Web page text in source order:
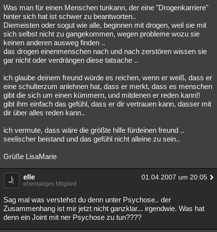
Was man für einen Menschen tunkann, der eine "Drogenkarriere"
hinter sich hat ist schwer zu beantworten..
Diemeisten oder sogut wie alle, beginnen mit drogen, weil sie mit
sich selbst nicht zu gangekommen, wegen probleme wozu sie
keinen anderen ausweg finden ..
das drogen einenmenschen nach und nach zerstören wissen sie
gar nicht oder verdrängen diese tatsache ..
ich glaube deinem freund würde es reichen, wenn er weiß, dass er
eine schulterzum anlehnen hat, dass er merkt, dass es menschen
gibt die sich um einen kümmern, und mitdenen er reden kann!!
gibt ihm einfach das gefühl, dass er dir vertrauen kann, dasser mit
dir über alles reden kann..
ich vermute, dass wäre die größte hilfe fürdeinen freund ..
seelischer beistand und das gefühl nicht alleine zu sein..
Grüße LisaMarie
elle 01.04.2007 um 20:05
ehemaliges Mitglied
Sag mal was verstehst du denn unter Psychose.. der
Zusammenhang ist mir jetzt nicht ganzklar... irgendwie. Was hat
denn ein Joint mit ner Psychose zu tun????